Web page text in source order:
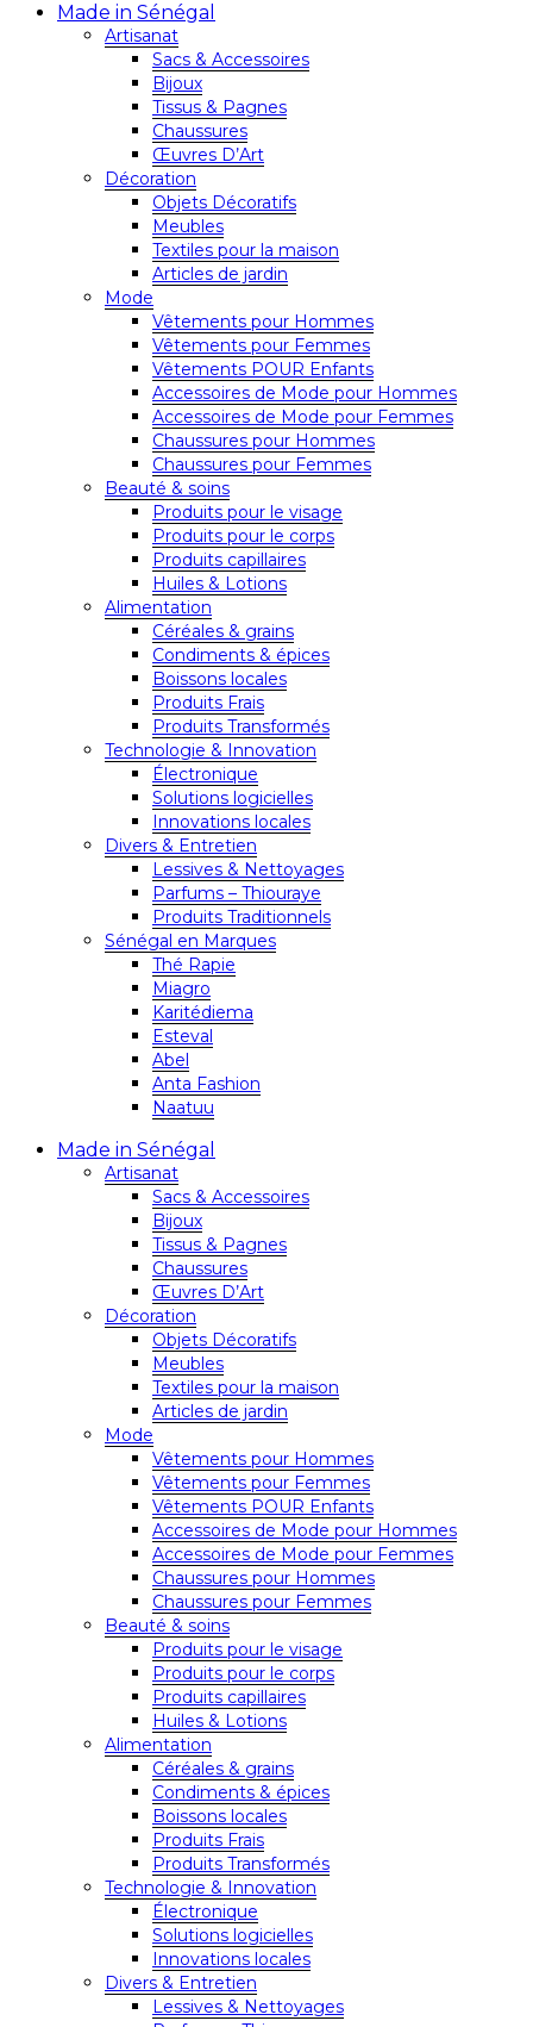
Made in Sénégal
Artisanat
Sacs & Accessoires
Bijoux
Tissus & Pagnes
Chaussures
Œuvres D’Art
Décoration
Objets Décoratifs
Meubles
Textiles pour la maison
Articles de jardin
Mode
Vêtements pour Hommes
Vêtements pour Femmes
Vêtements POUR Enfants
Accessoires de Mode pour Hommes
Accessoires de Mode pour Femmes
Chaussures pour Hommes
Chaussures pour Femmes
Beauté & soins
Produits pour le visage
Produits pour le corps
Produits capillaires
Huiles & Lotions
Alimentation
Céréales & grains
Condiments & épices
Boissons locales
Produits Frais
Produits Transformés
Technologie & Innovation
Électronique
Solutions logicielles
Innovations locales
Divers & Entretien
Lessives & Nettoyages
Parfums – Thiouraye
Produits Traditionnels
Sénégal en Marques
Thé Rapie
Miagro
Karitédiema
Esteval
Abel
Anta Fashion
Naatuu
Made in Sénégal
Artisanat
Sacs & Accessoires
Bijoux
Tissus & Pagnes
Chaussures
Œuvres D’Art
Décoration
Objets Décoratifs
Meubles
Textiles pour la maison
Articles de jardin
Mode
Vêtements pour Hommes
Vêtements pour Femmes
Vêtements POUR Enfants
Accessoires de Mode pour Hommes
Accessoires de Mode pour Femmes
Chaussures pour Hommes
Chaussures pour Femmes
Beauté & soins
Produits pour le visage
Produits pour le corps
Produits capillaires
Huiles & Lotions
Alimentation
Céréales & grains
Condiments & épices
Boissons locales
Produits Frais
Produits Transformés
Technologie & Innovation
Électronique
Solutions logicielles
Innovations locales
Divers & Entretien
Lessives & Nettoyages